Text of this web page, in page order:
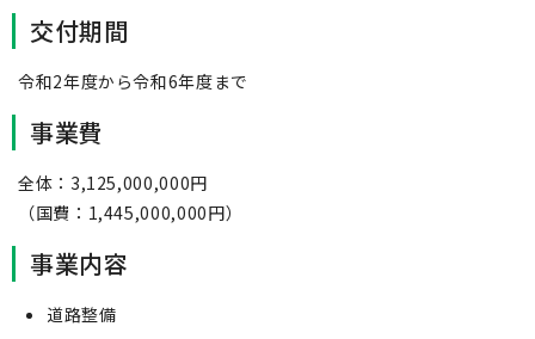
交付期間
令和2年度から令和6年度まで
事業費
全体：3,125,000,000円
（国費：1,445,000,000円）
事業内容
道路整備